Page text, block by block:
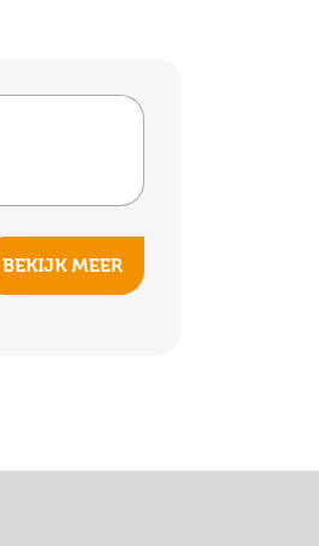
BEKIJK MEER